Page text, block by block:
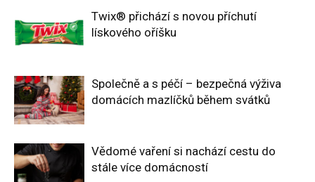
Twix® přichází s novou příchutí
lískového oříšku
Společně a s péčí – bezpečná výživa
domácích mazlíčků během svátků
Vědomé vaření si nachází cestu do
stále více domácností